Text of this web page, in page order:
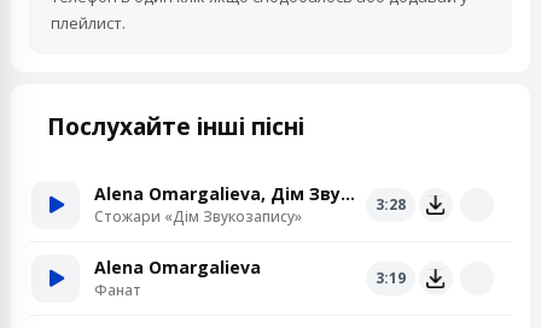
плейлист.
Послухайте інші пісні
Alena Omargalieva, Дім Звукозапису
Стожари «Дім Звукозапису»
3:28
Alena Omargalieva
Фанат
3:19